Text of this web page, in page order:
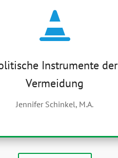

Instrumente der
Vermeidung
Jennifer Schinkel, M.A.